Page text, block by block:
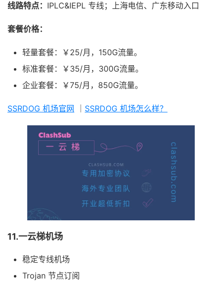
线路特点： IPLC&IEPL 专线；上海电信、广东移动入口
套餐价格：
轻量套餐：￥25/月，150G流量。
标准套餐：￥35/月，300G流量。
企业套餐：￥75/月，850G流量。
SSRDOG 机场官网 SSRDOG 机场怎么样？
11.一云梯机场
稳定专线机场
Trojan 节点订阅